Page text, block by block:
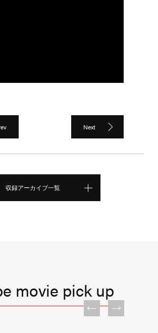
Next
収録アーカイブ一覧
movie pick up